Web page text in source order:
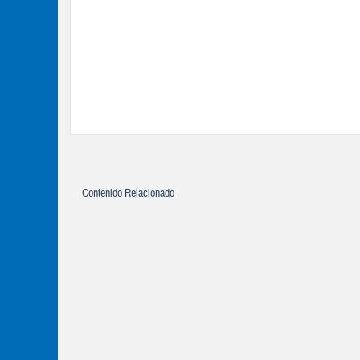
Contenido Relacionado